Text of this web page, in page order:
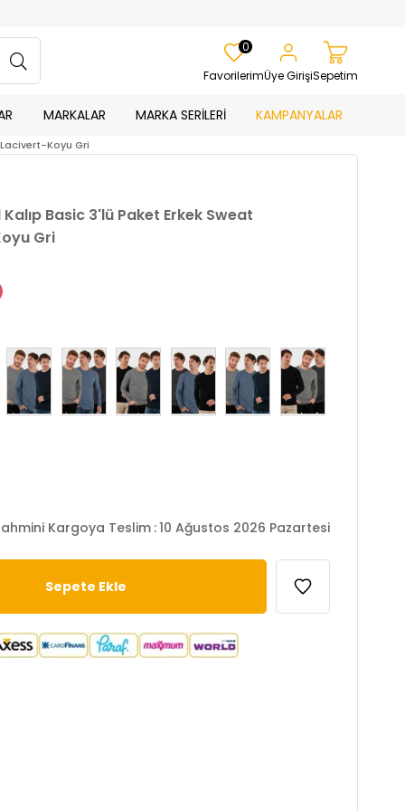
Favorilerim
0
Üye GirişiSepetim
MARKALAR MARKA SERİLERİ KAMPANYALAR
Koyu Gri
Basic 3'lü Paket Erkek Sweat
Gri
Kargoya Teslim :10 Ağustos 2026 Pazartesi